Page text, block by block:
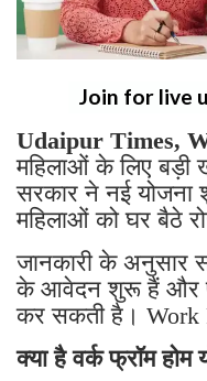
Join for live
Udaipur Times,
महिलाओं के लिए
सरकार ने नई
महिलाओं को घर बैठे
जानकारी के अनुसार
के आवेदन शुरू हैं और
कर सकती है। Work
क्या है वर्क फ्रॉम होम